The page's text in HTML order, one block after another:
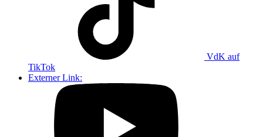
VdK auf
TikTok
Externer Link: